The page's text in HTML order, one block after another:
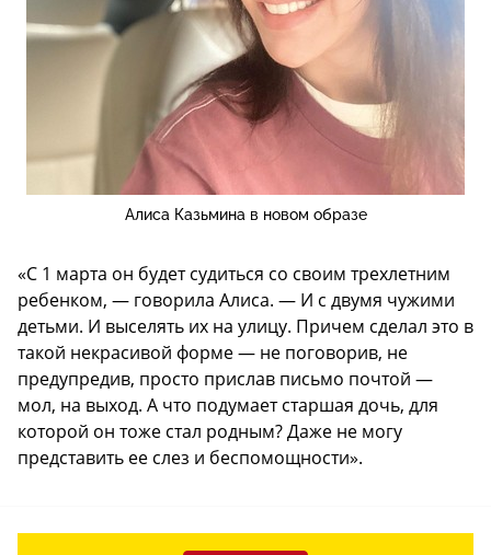
Алиса Казьмина в новом образе
«С 1 марта он будет судиться со своим трехлетним
ребенком, — говорила Алиса. — И с двумя чужими
детьми. И выселять их на улицу. Причем сделал это в
такой некрасивой форме — не поговорив, не
предупредив, просто прислав письмо почтой —
мол, на выход. А что подумает старшая дочь, для
которой он тоже стал родным? Даже не могу
представить ее слез и беспомощности».